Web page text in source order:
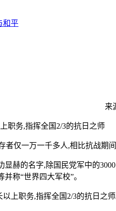
和平
来
职务,指挥全国2/3的抗日之师
者仅一万一千多人,相比抗战期
赫的名字,除国民党军中的
称“世界四大军校”。
上职务,指挥全国2/3的抗日之